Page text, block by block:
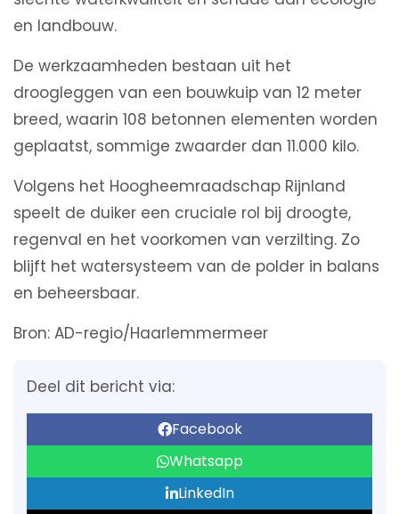
en landbouw.
De werkzaamheden bestaan uit het
droogleggen van een bouwkuip van 12 meter
breed, waarin 108 betonnen elementen worden
geplaatst, sommige zwaarder dan 11.000 kilo.
Volgens het Hoogheemraadschap Rijnland
speelt de duiker een cruciale rol bij droogte,
regenval en het voorkomen van verzilting. Zo
blijft het watersysteem van de polder in balans
en beheersbaar.
Bron: AD-regio/Haarlemmermeer
Deel dit bericht via:
Facebook
Whatsapp
LinkedIn